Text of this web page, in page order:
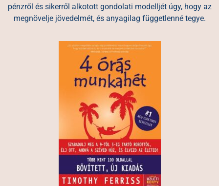
pénzről és sikerről alkotott gondolati modelljét úgy, hogy az
megnövelje jövedelmét, és anyagilag függetlenné tegye.